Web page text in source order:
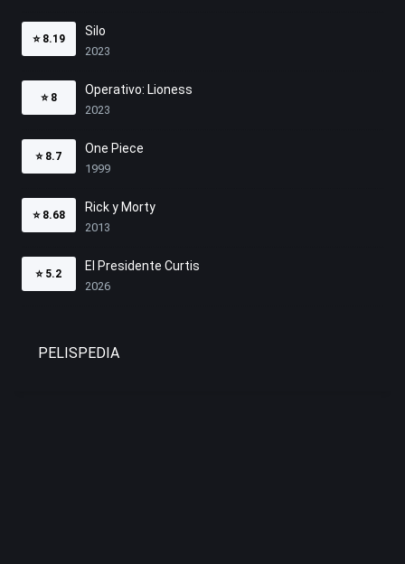
⭐ 8.19
Silo
2023
⭐ 8
Operativo: Lioness
2023
⭐ 8.7
One Piece
1999
⭐ 8.68
Rick y Morty
2013
⭐ 5.2
El Presidente Curtis
2026
PELISPEDIA